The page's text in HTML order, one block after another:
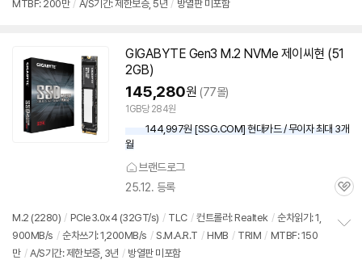
MTBF: 200만 / A/S기간: 제한보증, 5년 / 방열판 미포함
GIGABYTE Gen3 M.2 NVMe 제이씨현 (51
2GB)
145,280원 (77몰)
1GB당 284원
144,997원 [SSG.COM] 현대카드 / 무이자 최대 3개
월
브랜드로그
25.12. 등록
관
M.2 (2280) / PCIe3.0x4 (32GT/s) / TLC / 컨트롤러: Realtek / 순차읽기: 1,
900MB/s / 순차쓰기: 1,200MB/s / S.M.A.R.T / HMB / TRIM / MTBF: 150
만 / A/S기간: 제한보증, 3년 / 방열판 미포함